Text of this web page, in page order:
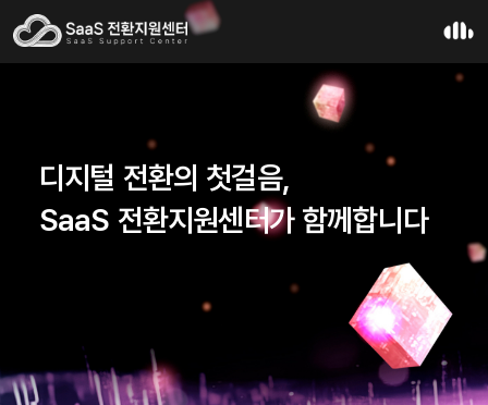
디지털 전환의 첫걸음,
SaaS 전환지원센터가 함께합니다